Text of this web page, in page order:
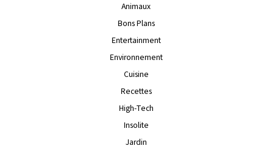
Animaux
Bons Plans
Entertainment
Environnement
Cuisine
Recettes
High-Tech
Insolite
Jardin